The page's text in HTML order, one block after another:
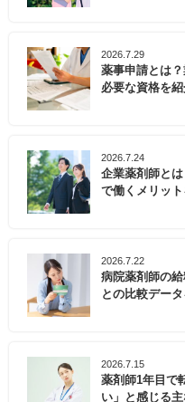
2026.7.29
薬事申請とは
必要な資格を
2026.7.24
企業薬剤師と
で働くメリッ
2026.7.22
病院薬剤師の
との比較デー
2026.7.15
薬剤師1年目で
い」と感じる